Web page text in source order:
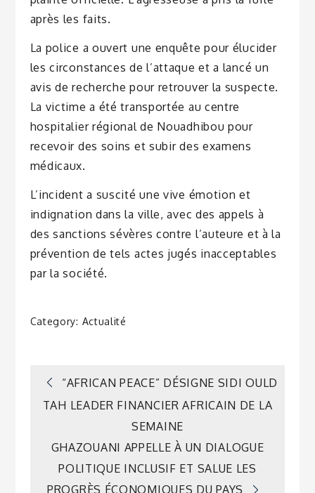
après les faits.
La police a ouvert une enquête pour élucider
les circonstances de l’attaque et a lancé un
avis de recherche pour retrouver la suspecte.
La victime a été transportée au centre
hospitalier régional de Nouadhibou pour
recevoir des soins et subir des examens
médicaux.
L’incident a suscité une vive émotion et
indignation dans la ville, avec des appels à
des sanctions sévères contre l’auteure et à la
prévention de tels actes jugés inacceptables
par la société.
Category: Actualité
Navigation
l’article
“AFRICAN PEACE” DÉSIGNE SIDI OULD
TAH LEADER FINANCIER AFRICAIN DE LA
SEMAINE
GHAZOUANI APPELLE À UN DIALOGUE
POLITIQUE INCLUSIF ET SALUE LES
PROGRÈS ÉCONOMIQUES DU PAYS